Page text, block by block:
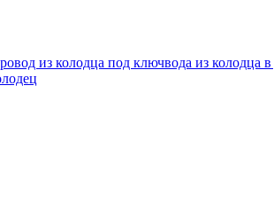
из колодца под ключвода из колодца